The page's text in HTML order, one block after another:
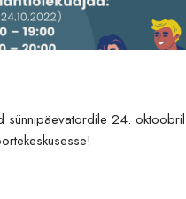
sünnipäevatordile 24.